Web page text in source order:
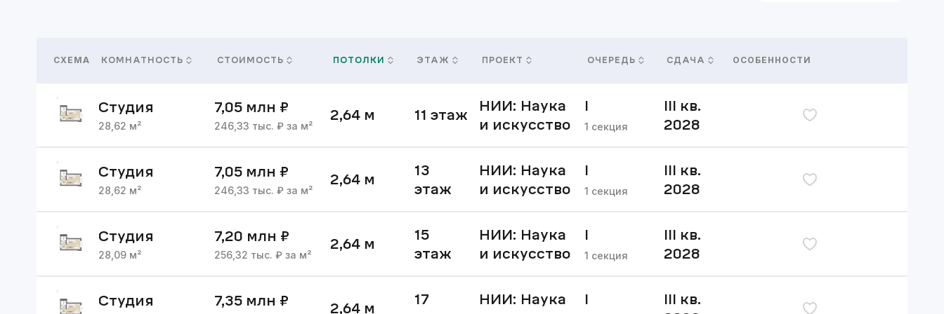
СХЕМА КОМНАТНОСТЬ СТОИМОСТЬ ПОТОЛКИ ЭТАЖ ПРОЕКТ ОЧЕРЕДЬ СДАЧА ОСОБЕННОСТИ
Студия
28,62 м²
7,05 млн ₽
246,33 тыс. ₽ за м²
2,64 м 11 этаж
НИИ: Наука
и искусство
I
очередь
1 секция
III кв.
2028
Студия
28,62 м²
7,05 млн ₽
246,33 тыс. ₽ за м²
2,64 м
13
этаж
НИИ: Наука
и искусство
I
очередь
1 секция
III кв.
2028
Студия
28,09 м²
7,20 млн ₽
256,32 тыс. ₽ за м²
2,64 м
15
этаж
НИИ: Наука
и искусство
I
очередь
1 секция
III кв.
2028
Студия 7,35 млн ₽ 2,64 м
17
НИИ: Наука
I
III кв.